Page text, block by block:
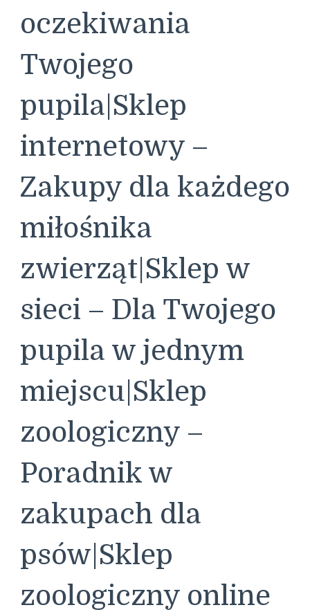
oczekiwania
Twojego
pupila|Sklep
internetowy –
Zakupy dla każdego
miłośnika
zwierząt|Sklep w
sieci – Dla Twojego
pupila w jednym
miejscu|Sklep
zoologiczny –
Poradnik w
zakupach dla
psów|Sklep
zoologiczny online